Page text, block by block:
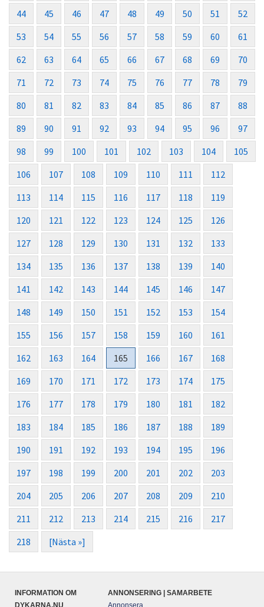
44
45 46 47 48 49 50 51
52
53
54 55 56 57 58 59 60
61
62
63 64 65 66 67 68 69
70
71
72 73 74 75 76 77 78
79
80
81 82 83 84 85 86 87
88
89
90 91 92 93 94 95 96
97
98
99 100 101 102 103 104
105
106
107 108 109 110 111
112
113
114 115 116 117 118
119
120
121 122 123 124 125
126
127
128 129 130 131 132
133
134
135 136 137 138 139
140
141
142 143 144 145 146
147
148
149 150 151 152 153
154
155
156 157 158 159 160
161
162
163 164 165 166 167
168
169
170 171 172 173 174
175
176
177 178 179 180 181
182
183
184 185 186 187 188
189
190
191 192 193 194 195
196
197
198 199 200 201 202
203
204
205 206 207 208 209
210
211
212 213 214 215 216
217
218
[Nästa »]
INFORMATION OM
DYKARNA.NU
ANNONSERING | SAMARBETE
Annonsera